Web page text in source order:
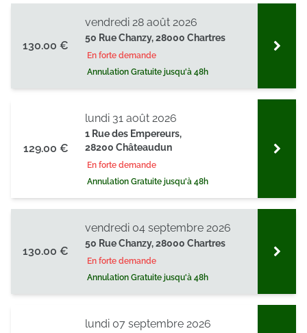
130.00 €
50 Rue Chanzy, 28000 Chartres
En forte demande
Annulation Gratuite jusqu'à 48h
vendredi 28 août 2026
129.00 €
1 Rue des Empereurs,
28200 Châteaudun
En forte demande
Annulation Gratuite jusqu'à 48h
lundi 31 août 2026
130.00 €
50 Rue Chanzy, 28000 Chartres
En forte demande
Annulation Gratuite jusqu'à 48h
vendredi 04 septembre 2026
lundi 07 septembre 2026